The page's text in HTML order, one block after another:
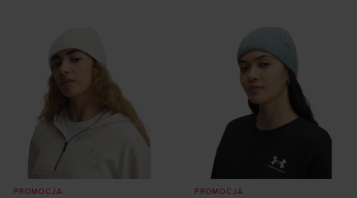
PROMOCJA PROMOCJA